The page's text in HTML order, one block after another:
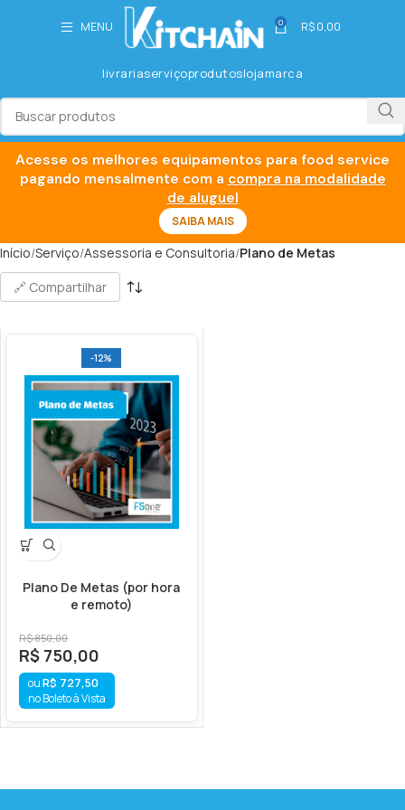
MENU 0 R$0,00
livrariaserviçoprodutoslojamarca
Início Serviço Assessoria e Consultoria Plano de Metas
🔗 Compartilhar
-12%
Plano De Metas (por hora
e remoto)
R$850,00
R$ 750,00
R$ 727,50
no Boleto à Vista
Acesse os melhores equipamentos para food service
pagando mensalmente com a compra na modalidade
de aluguel
SAIBA MAIS